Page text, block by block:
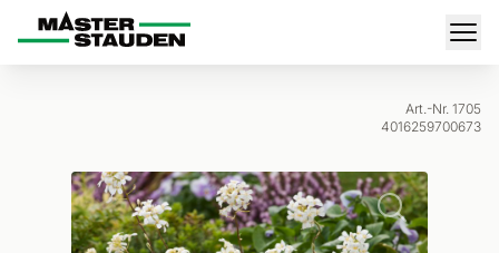
Master-Stauden
Art.-Nr. 1705
4016259700673